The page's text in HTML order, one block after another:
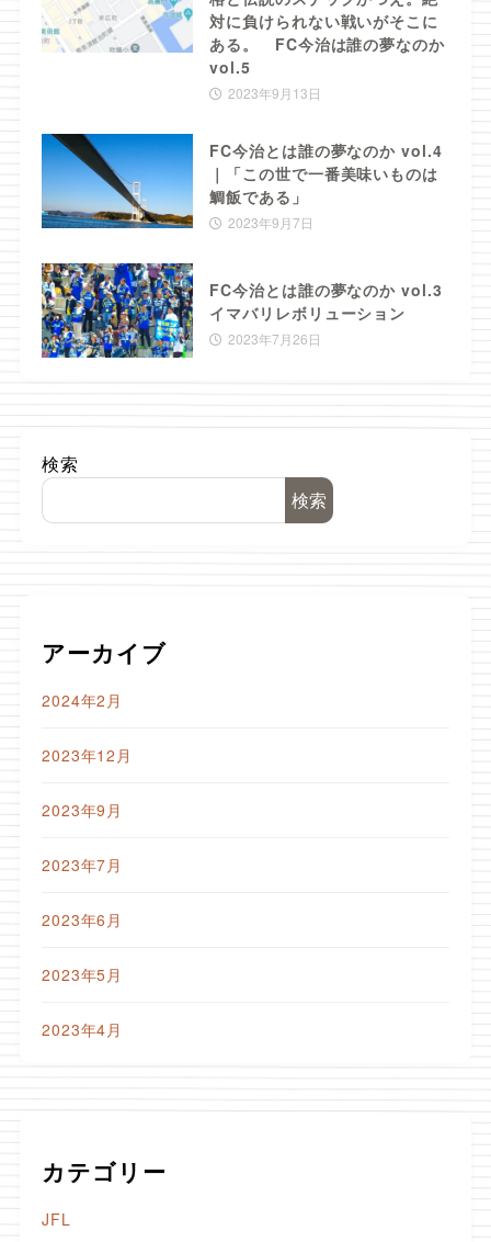
対に負けられない戦いがそこに
ある。 FC今治は誰の夢なのか
vol.5
2023年9月13日
FC今治とは誰の夢なのか vol.4
｜「この世で一番美味いものは
鯛飯である」
2023年9月7日
FC今治とは誰の夢なのか vol.3
イマバリレボリューション
2023年7月26日
検索
検索
アーカイブ
2024年2月
2023年12月
2023年9月
2023年7月
2023年6月
2023年5月
2023年4月
カテゴリー
JFL